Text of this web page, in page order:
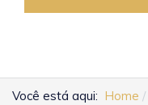
Você está aqui: Home